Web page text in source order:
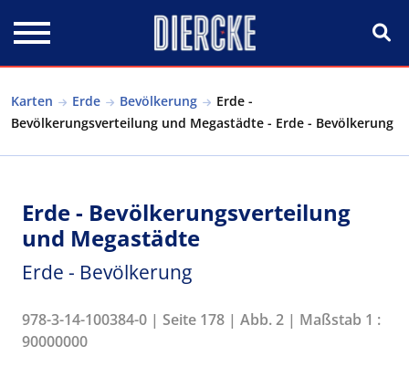
Karten Erde Bevölkerung
Erde -
Bevölkerungsverteilung und Megastädte - Erde - Bevölkerung
Erde - Bevölkerungsverteilung
und Megastädte
Erde - Bevölkerung
978-3-14-100384-0 | Seite 178 | Abb. 2 | Maßstab 1 :
90000000